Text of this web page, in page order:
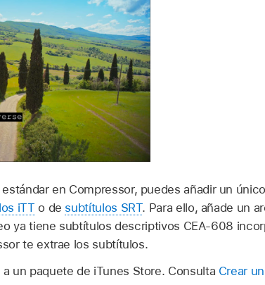
en Compressor, puedes añadir un
iTT o de subtítulos SRT. Para ello, añade un
ya tiene subtítulos descriptivos CEA-608
te extrae los subtítulos.
un paquete de iTunes Store. Consulta Crear